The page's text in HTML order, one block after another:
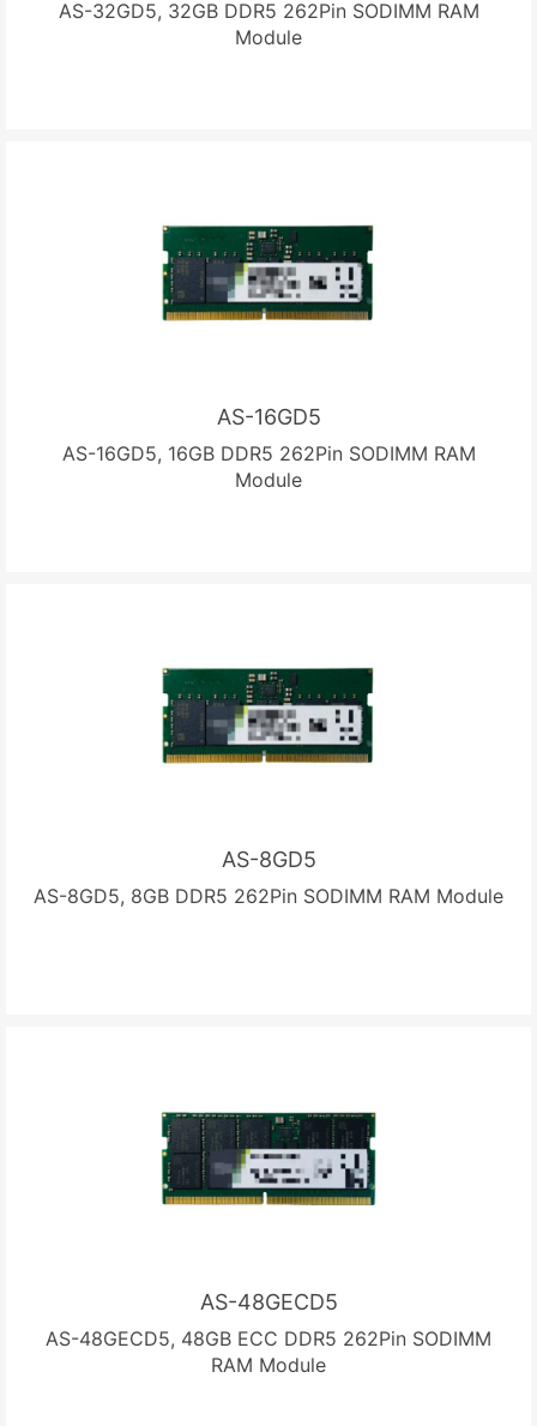
AS-32GD5, 32GB DDR5 262Pin SODIMM RAM
Module
AS-16GD5
AS-16GD5, 16GB DDR5 262Pin SODIMM RAM
Module
AS-8GD5
AS-8GD5, 8GB DDR5 262Pin SODIMM RAM Module
AS-48GECD5
AS-48GECD5, 48GB ECC DDR5 262Pin SODIMM
RAM Module